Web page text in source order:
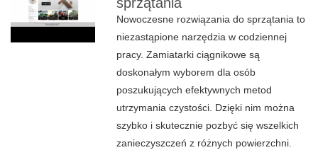
Nowoczesne rozwiązania do sprzątania to
niezastąpione narzędzia w codziennej
pracy. Zamiatarki ciągnikowe są
doskonałym wyborem dla osób
poszukujących efektywnych metod
utrzymania czystości. Dzięki nim można
szybko i skutecznie pozbyć się wszelkich
zanieczyszczeń z różnych powierzchni.